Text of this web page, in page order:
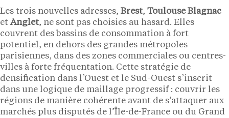
Les trois nouvelles adresses, Brest, Toulouse Blagnac
et Anglet, ne sont pas choisies au hasard. Elles
couvrent des bassins de consommation à fort
potentiel, en dehors des grandes métropoles
parisiennes, dans des zones commerciales ou centres-
villes à forte fréquentation. Cette stratégie de
densification dans l’Ouest et le Sud-Ouest s’inscrit
dans une logique de maillage progressif : couvrir les
régions de manière cohérente avant de s’attaquer aux
marchés plus disputés de l’Île-de-France ou du Grand